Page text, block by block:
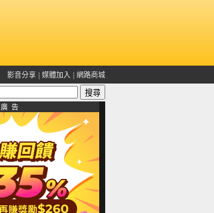
影音分享 媒體加入 網路商城
廣 告